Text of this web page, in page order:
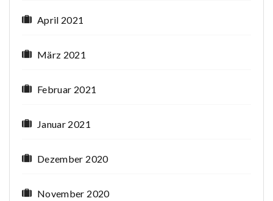
April 2021
März 2021
Februar 2021
Januar 2021
Dezember 2020
November 2020